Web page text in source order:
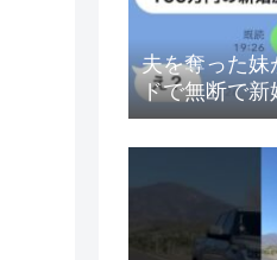
夫を奪った妹
ドで無断で
な妹に「カー
伝えた時の